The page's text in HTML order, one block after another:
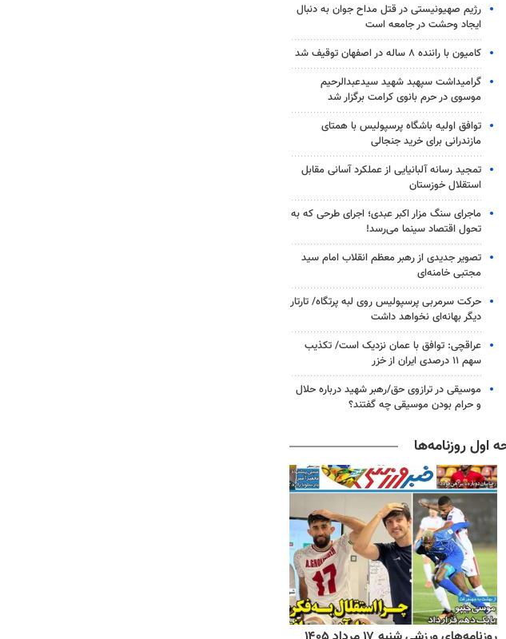
رژیم صهیونیستی در قتل مداح جوان به دنبال
ایجاد وحشت در جامعه است
کامیون با راننده ۸ ساله در اصفهان توقیف شد
گرامیداشت سپهبد شهید سیدعبدالرحیم
موسوی در حرم بانوی کرامت برگزار شد
توافق اولیه باشگاه پرسپولیس با همتای
مازندرانی برای خرید جنجالی
تمجید رسانه آلبانیایی از عملکرد آسانی مقابل
استقلال خوزستان
ماجرای سنگ مزار اکبر عبدی؛ اجرای طرحی که به
تحول اقتصاد سینما می‌رسد!
تصویر جدیدی از رهبر معظم انقلاب امام سید
مجتبی خامنه‌ای
حرکت سرمربی پرسپولیس روی لبه پرتگاه/ تارتار
دیگر بهانه‌ای نخواهد داشت
عراقچی: توافق با عمان نزدیک است/ تکذیب
سهم ۱۱ درصدی ایران از خزر
موسیقی در ترازوی حق/رهبر شهید درباره حلال
و حرام بودن موسیقی چه گفتند؟
اول روزنامه‌ها